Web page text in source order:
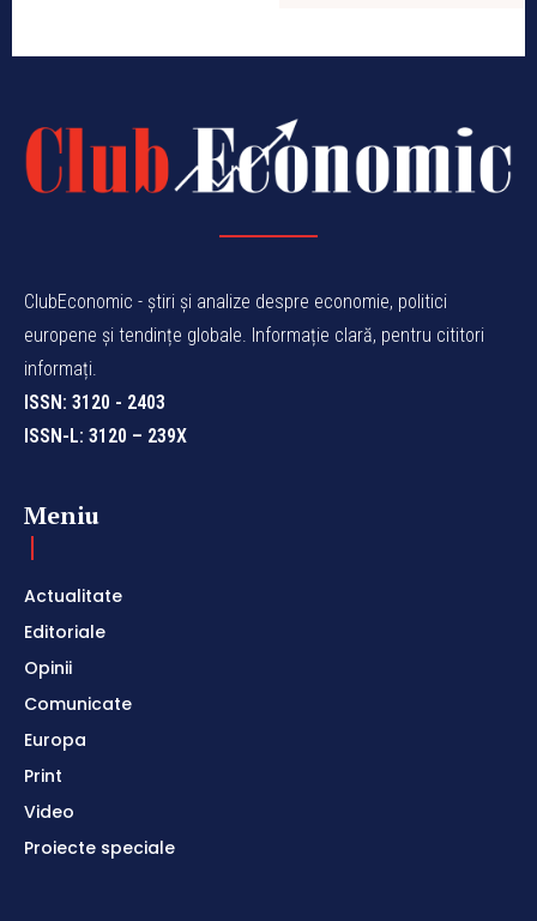
ClubEconomic - știri și analize despre economie, politici
europene și tendințe globale. Informație clară, pentru cititori
informați.
ISSN: 3120 - 2403
ISSN-L: 3120 – 239X
Meniu
Actualitate
Editoriale
Opinii
Comunicate
Europa
Print
Video
Proiecte speciale